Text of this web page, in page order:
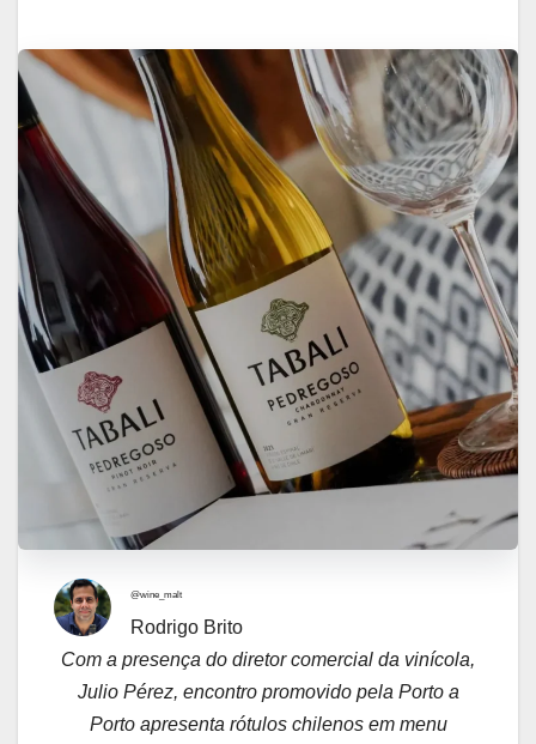
@wine_malt
Rodrigo Brito
Com a presença do diretor comercial da vinícola,
Julio Pérez, encontro promovido pela Porto a
Porto apresenta rótulos chilenos em menu